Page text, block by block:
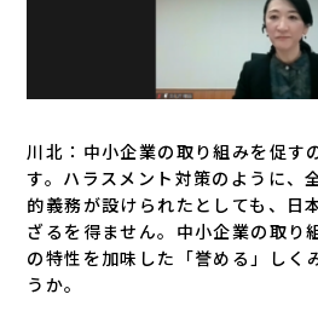
川北：中小企業の取り組みを促す
す。ハラスメント対策のように、
的義務が設けられたとしても、日
ざるを得ません。中小企業の取り
の特性を加味した「誉める」しく
うか。